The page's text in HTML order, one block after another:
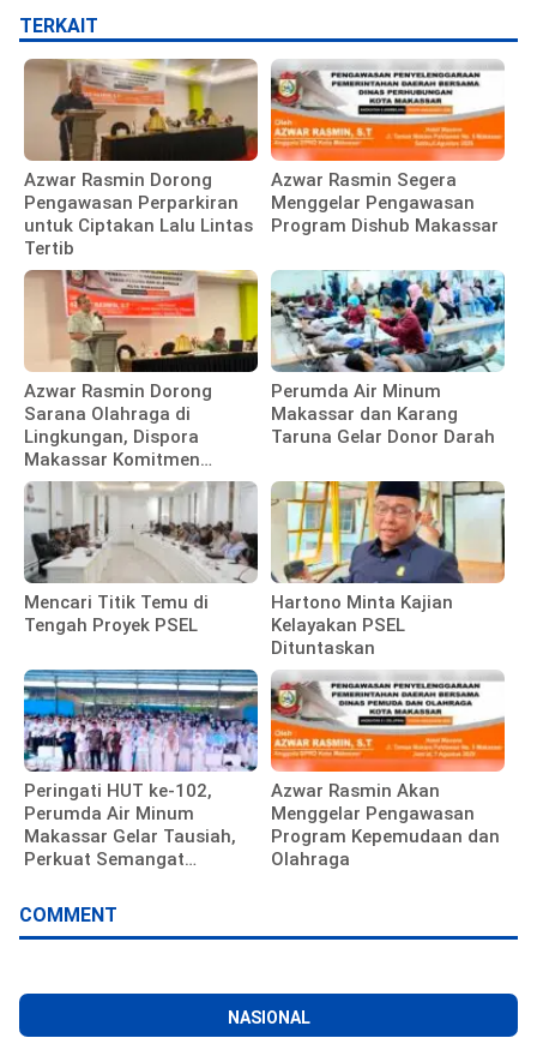
TERKAIT
Azwar Rasmin Dorong
Pengawasan Perparkiran
untuk Ciptakan Lalu Lintas
Tertib
Azwar Rasmin Segera
Menggelar Pengawasan
Program Dishub Makassar
Azwar Rasmin Dorong
Sarana Olahraga di
Lingkungan, Dispora
Makassar Komitmen
Bangun Fasilitas
Perumda Air Minum
Makassar dan Karang
Taruna Gelar Donor Darah
Mencari Titik Temu di
Tengah Proyek PSEL
Hartono Minta Kajian
Kelayakan PSEL
Dituntaskan
Peringati HUT ke-102,
Perumda Air Minum
Makassar Gelar Tausiah,
Perkuat Semangat
Azwar Rasmin Akan
Menggelar Pengawasan
Program Kepemudaan dan
Olahraga
COMMENT
NASIONAL